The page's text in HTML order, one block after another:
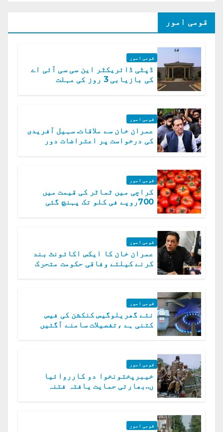
قومی امور
قومی امور
ڈپٹی ڈائریکٹر این سی سی آئی اے
کی بازیابی 3 روز کی مہلت
قومی امور
عمران خان سے ملاقات. سہیل آفریدی
کی درخواست پر اعتراضات دور
قومی امور
کراچی میں ٹماٹر کی قیمت میں
700روپے فی کلو تک پہنچ گئی
قومی امور
عمران خان کا ایکس اکائونٹ بند
کرنے کیلئے وفاقی حکومت متحرک
قومی امور
نئے گھریلوگیس کنکشن کی فیس
کتنی ہے ،تفصیلات سامنے آگئیں
قومی امور
خیبرپختونخوا دو کارروائیا
ں..بھارتی حمایت یافتہ فتنہ
قومی امور